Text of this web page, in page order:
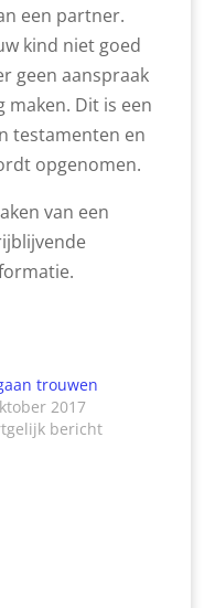
een partner.
kind niet goed
geen aanspraak
maken. Dit is een
testamenten en
opgenomen.
van een
trouwen
2017
bericht